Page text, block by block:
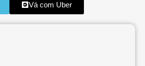
Vá com Uber